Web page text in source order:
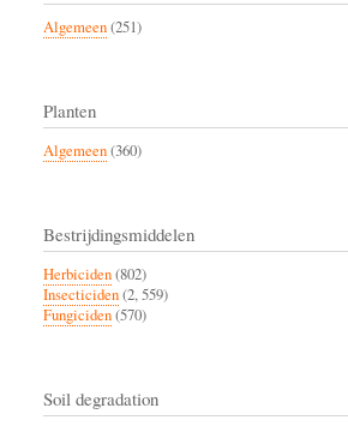
Algemeen(251)
Planten
Algemeen(360)
Bestrijdingsmiddelen
Herbiciden(802)
Insecticiden(2, 559)
Fungiciden(570)
Soil degradation